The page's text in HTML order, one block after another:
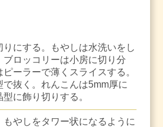
りにする。もやしは水洗いをし
ブロッコリーは小房に切り分
ーラーで薄くスライスする。
抜く。れんこんは5mm厚に
に飾り切りする。
もやしをタワー状になるように